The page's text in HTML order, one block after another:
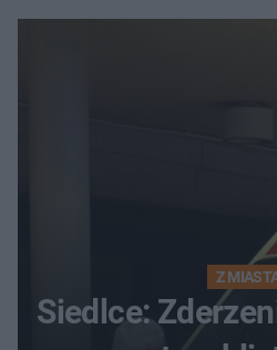
Z
Siedlce: